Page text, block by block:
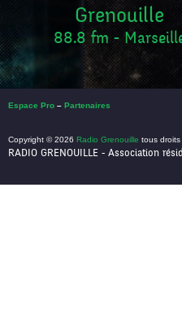
Grenouille
88.8 fm -
Espace Pro – Partenaires
Copyright © 2026 Radio Grenouille tous droits
RADIO GRENOUILLE - Association